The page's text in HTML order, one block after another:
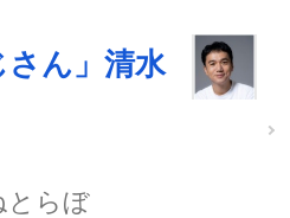
さん」清水
とらぼ